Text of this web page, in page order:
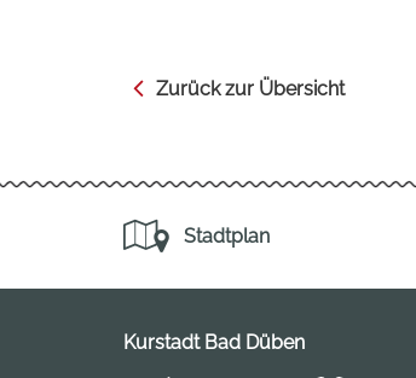
Zurück zur Übersicht
Stadtplan
Kurstadt Bad Düben